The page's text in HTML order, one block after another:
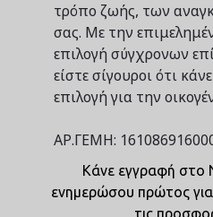
τρόπο ζωής, των
σας. Με την
επιλογή σύγχρονων
είστε σίγουροι ότι
επιλογή για την
ΑΡ.ΓΕΜΗ:
Κάνε εγγραφή στο
ενημερώσου πρώτος
τις